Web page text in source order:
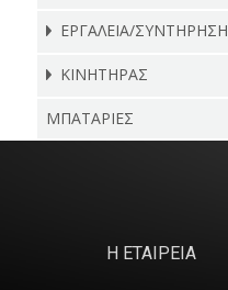
ΕΡΓΑΛΕΙΑ/ΣΥΝΤΗΡΗΣΗ
ΚΙΝΗΤΗΡΑΣ
ΜΠΑΤΑΡΙΕΣ
Η ΕΤΑΙΡΕΙΑ